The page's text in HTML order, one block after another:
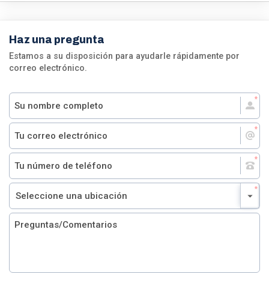
Haz una pregunta
Estamos a su disposición para ayudarle rápidamente por
correo electrónico.